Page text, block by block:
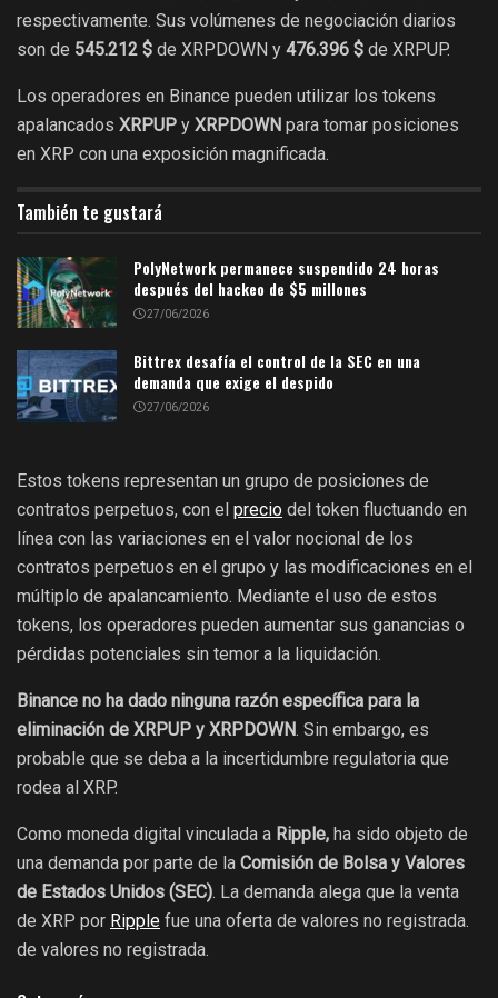
respectivamente. Sus volúmenes de negociación diarios
son de 545.212 $ de XRPDOWN y 476.396 $ de XRPUP.
Los operadores en Binance pueden utilizar los tokens
apalancados XRPUP y XRPDOWN para tomar posiciones
en XRP con una exposición magnificada.
También te gustará
PolyNetwork permanece suspendido 24 horas
después del hackeo de $5 millones
27/06/2026
Bittrex desafía el control de la SEC en una
demanda que exige el despido
27/06/2026
Estos tokens representan un grupo de posiciones de
contratos perpetuos, con el precio del token fluctuando en
línea con las variaciones en el valor nocional de los
contratos perpetuos en el grupo y las modificaciones en el
múltiplo de apalancamiento. Mediante el uso de estos
tokens, los operadores pueden aumentar sus ganancias o
pérdidas potenciales sin temor a la liquidación.
Binance no ha dado ninguna razón específica para la
eliminación de XRPUP y XRPDOWN. Sin embargo, es
probable que se deba a la incertidumbre regulatoria que
rodea al XRP.
Como moneda digital vinculada a Ripple, ha sido objeto de
una demanda por parte de la Comisión de Bolsa y Valores
de Estados Unidos (SEC). La demanda alega que la venta
de XRP por Ripple fue una oferta de valores no registrada.
de valores no registrada.